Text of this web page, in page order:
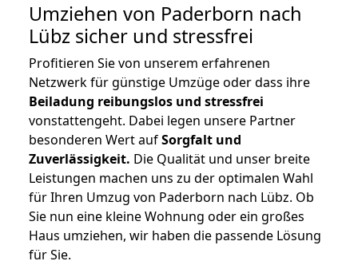
Umziehen von Paderborn nach
Lübz sicher und stressfrei
Profitieren Sie von unserem erfahrenen
Netzwerk für günstige Umzüge oder dass ihre
Beiladung reibungslos und stressfrei
vonstattengeht. Dabei legen unsere Partner
besonderen Wert aufSorgfalt und
Zuverlässigkeit. Die Qualität und unser breite
Leistungen machen uns zu der optimalen Wahl
für Ihren Umzug von Paderborn nach Lübz. Ob
Sie nun eine kleine Wohnung oder ein großes
Haus umziehen, wir haben die passende Lösung
für Sie.